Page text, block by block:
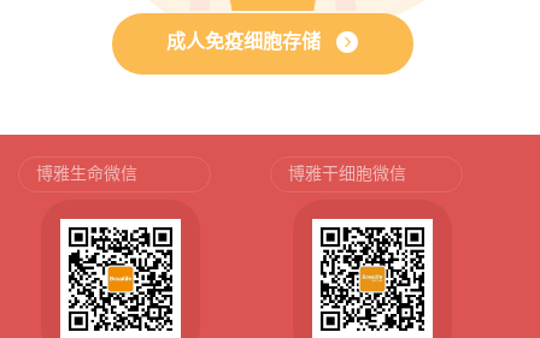
成人免疫细胞存储
博雅生命微信 博雅干细胞微信